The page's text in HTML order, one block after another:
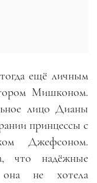
ещё личным
Мишконом.
лицо Дианы
принцессы с
Джефсоном.
что надёжные
не хотела